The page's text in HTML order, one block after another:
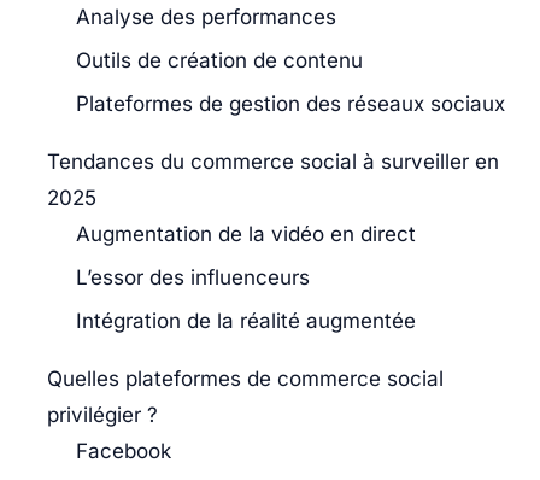
Analyse des performances
Outils de création de contenu
Plateformes de gestion des réseaux sociaux
Tendances du commerce social à surveiller en
2025
Augmentation de la vidéo en direct
L’essor des influenceurs
Intégration de la réalité augmentée
Quelles plateformes de commerce social
privilégier ?
Facebook